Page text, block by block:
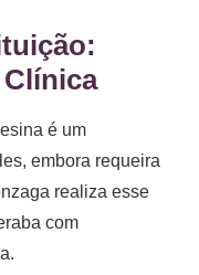
é um
embora requeira
realiza esse
com